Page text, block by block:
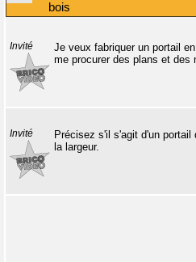
bois
Invité
Je veux fabriquer un portail
me procurer des plans et des
Invité
Précisez s'il s'agit d'un
la largeur.